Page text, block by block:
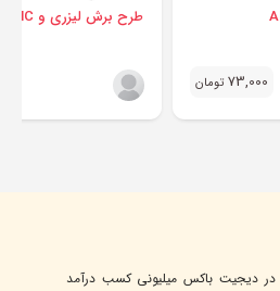
73,000 تومان
طرح برش لیزری و CNC
دیجیت باکس میلیونی کسب درآمد